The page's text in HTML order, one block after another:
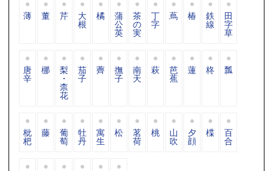
薄 董 芹 大
根
橘 蒲
公
英
茶
の
実
丁
字
蔦 椿 鉄
線
田
字
草
唐
辛
梛 梨
・
柰
花
茄
子
薺 撫
子
南
天
萩 芭
蕉
蓮 柊 瓢
枇
杷
藤 葡
萄
牡
丹
寓
生
松 茗
荷
桃 山
吹
夕
顔
楪 百
合